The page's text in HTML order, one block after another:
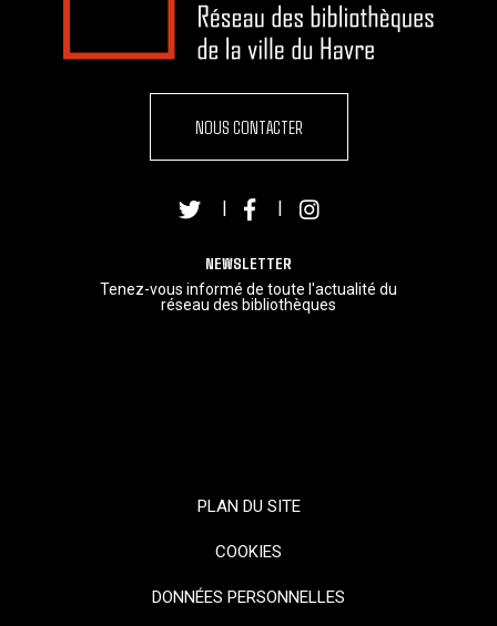
NOUS CONTACTER
NEWSLETTER
Tenez-vous informé de toute l'actualité du
réseau des bibliothèques
PLAN DU SITE
COOKIES
DONNÉES PERSONNELLES